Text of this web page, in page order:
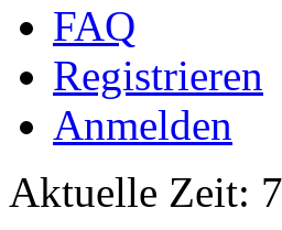
FAQ
Registrieren
Anmelden
Aktuelle Zeit: